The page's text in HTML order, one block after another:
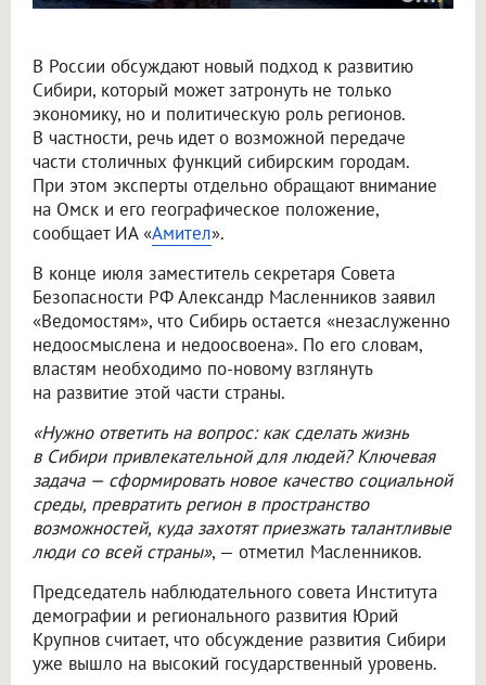
В России обсуждают новый подход к развитию
Сибири, который может затронуть не только
экономику, но и политическую роль регионов.
В частности, речь идет о возможной передаче
части столичных функций сибирским городам.
При этом эксперты отдельно обращают внимание
на Омск и его географическое положение,
сообщает ИА «Амител».
В конце июля заместитель секретаря Совета
Безопасности РФ Александр Масленников заявил
«Ведомостям», что Сибирь остается «незаслуженно
недоосмыслена и недоосвоена». По его словам,
властям необходимо по-новому взглянуть
на развитие этой части страны.
«Нужно ответить на вопрос: как сделать жизнь
в Сибири привлекательной для людей? Ключевая
задача — сформировать новое качество социальной
среды, превратить регион в пространство
возможностей, куда захотят приезжать талантливые
люди со всей страны», — отметил Масленников.
Председатель наблюдательного совета Института
демографии и регионального развития Юрий
Крупнов считает, что обсуждение развития Сибири
уже вышло на высокий государственный уровень.